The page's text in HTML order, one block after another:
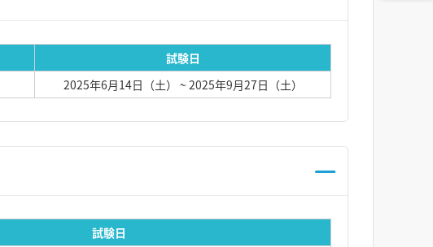
試験日
2025年6月14日（土） ~ 2025年9月27日（土）
試験日